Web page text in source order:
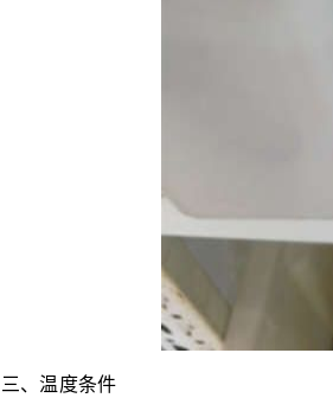
三、温度条件